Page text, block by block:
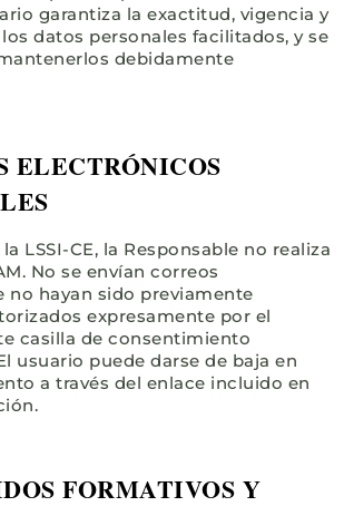
garantiza la exactitud, vigencia y
datos personales facilitados, y se
debidamente
ELECTRÓNICOS
LSSI-CE, la Responsable no realiza
No se envían correos
no hayan sido previamente
expresamente por el
casilla de consentimiento
usuario puede darse de baja en
a través del enlace incluido en
FORMATIVOS Y